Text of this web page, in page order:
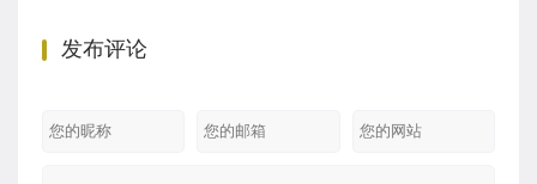
发布评论